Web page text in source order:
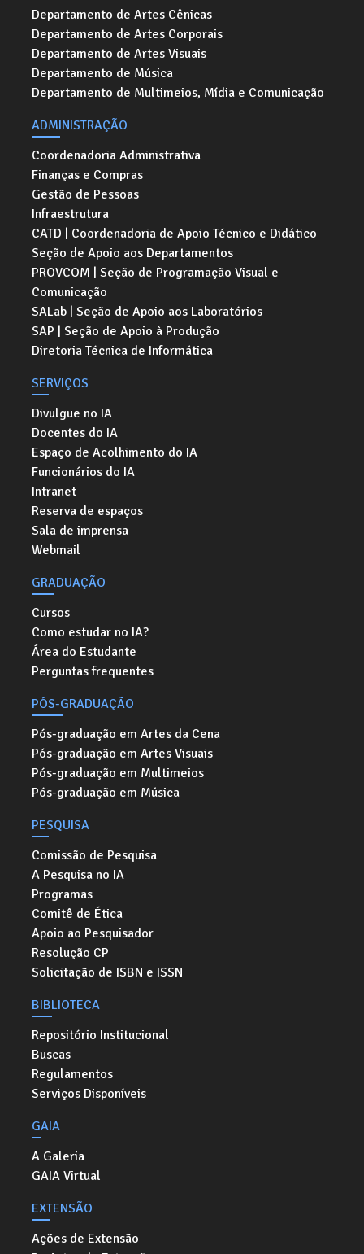
Departamento de Artes Cênicas
Departamento de Artes Corporais
Departamento de Artes Visuais
Departamento de Música
Departamento de Multimeios, Mídia e Comunicação
ADMINISTRAÇÃO
Coordenadoria Administrativa
Finanças e Compras
Gestão de Pessoas
Infraestrutura
CATD | Coordenadoria de Apoio Técnico e Didático
Seção de Apoio aos Departamentos
PROVCOM | Seção de Programação Visual e
Comunicação
SALab | Seção de Apoio aos Laboratórios
SAP | Seção de Apoio à Produção
Diretoria Técnica de Informática
SERVIÇOS
Divulgue no IA
Docentes do IA
Espaço de Acolhimento do IA
Funcionários do IA
Intranet
Reserva de espaços
Sala de imprensa
Webmail
GRADUAÇÃO
Cursos
Como estudar no IA?
Área do Estudante
Perguntas frequentes
PÓS-GRADUAÇÃO
Pós-graduação em Artes da Cena
Pós-graduação em Artes Visuais
Pós-graduação em Multimeios
Pós-graduação em Música
PESQUISA
Comissão de Pesquisa
A Pesquisa no IA
Programas
Comitê de Ética
Apoio ao Pesquisador
Resolução CP
Solicitação de ISBN e ISSN
BIBLIOTECA
Repositório Institucional
Buscas
Regulamentos
Serviços Disponíveis
GAIA
A Galeria
GAIA Virtual
EXTENSÃO
Ações de Extensão